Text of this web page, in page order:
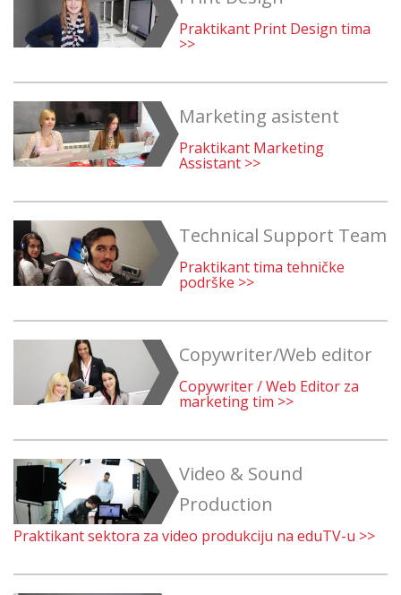
Praktikant Print Design tima
>>
Marketing asistent
Praktikant Marketing
Assistant >>
Technical Support Team
Praktikant tima tehničke
podrške >>
Copywriter/Web editor
Copywriter / Web Editor za
marketing tim >>
Video & Sound
Production
Praktikant sektora za video produkciju na eduTV-u >>